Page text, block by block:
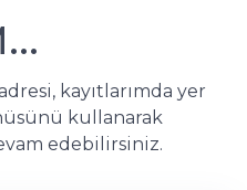
kayıtlarımda yer
kullanarak
edebilirsiniz.